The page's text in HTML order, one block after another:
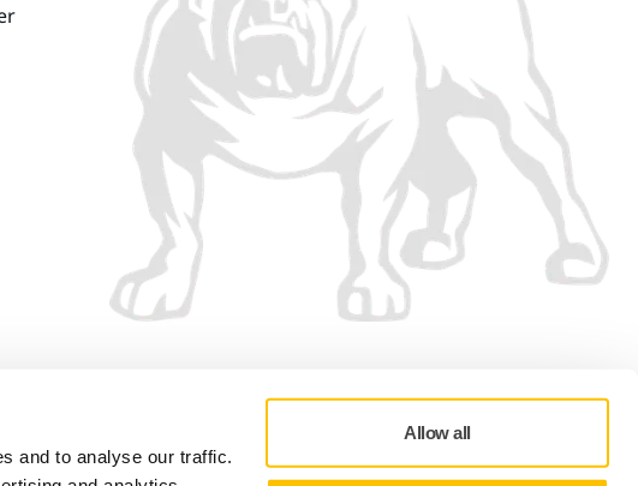
and to analyse our traffic.
Allow all